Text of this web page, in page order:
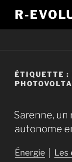
R-
ÉTIQUETTE :
Sarenne,
autonome
Énergie Les